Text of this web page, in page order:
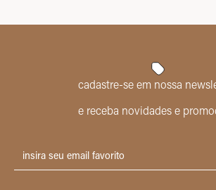
cadastre-se em nossa
e receba novidades e